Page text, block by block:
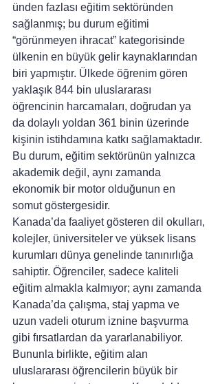
ünden fazlası eğitim sektöründen
sağlanmış; bu durum eğitimi
“görünmeyen ihracat” kategorisinde
ülkenin en büyük gelir kaynaklarından
biri yapmıştır. Ülkede öğrenim gören
yaklaşık 844 bin uluslararası
öğrencinin harcamaları, doğrudan ya
da dolaylı yoldan 361 binin üzerinde
kişinin istihdamına katkı sağlamaktadır.
Bu durum, eğitim sektörünün yalnızca
akademik değil, aynı zamanda
ekonomik bir motor olduğunun en
somut göstergesidir.
Kanada’da faaliyet gösteren dil okulları,
kolejler, üniversiteler ve yüksek lisans
kurumları dünya genelinde tanınırlığa
sahiptir. Öğrenciler, sadece kaliteli
eğitim almakla kalmıyor; aynı zamanda
Kanada’da çalışma, staj yapma ve
uzun vadeli oturum iznine başvurma
gibi fırsatlardan da yararlanabiliyor.
Bununla birlikte, eğitim alan
uluslararası öğrencilerin büyük bir